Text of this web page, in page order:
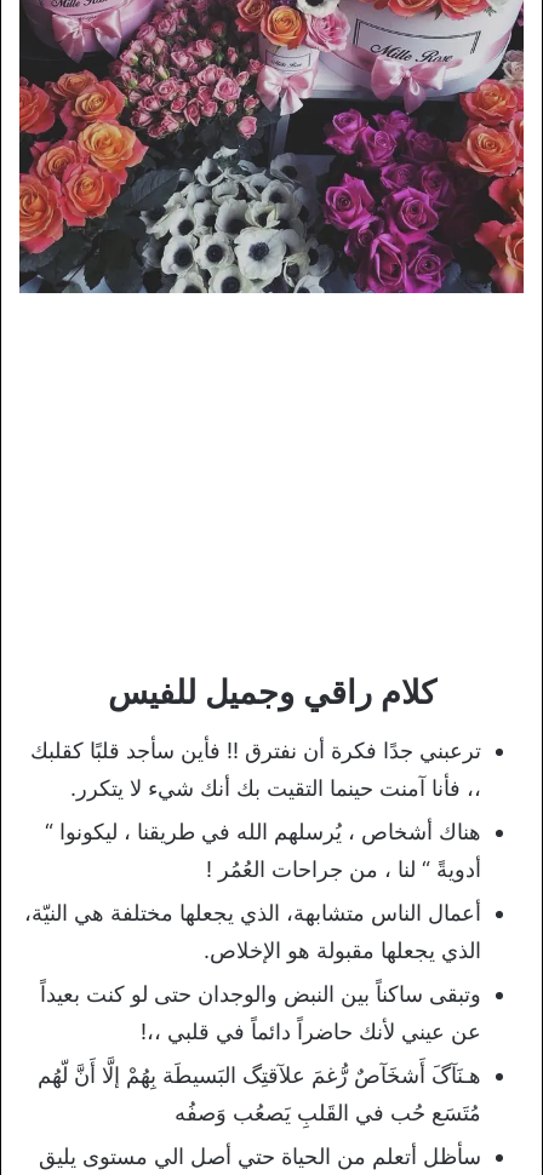
كلام راقي وجميل للفيس
ترعبني جدًا فكرة أن نفترق !! فأين سأجد قلبًا كقلبك
،، فأنا آمنت حينما التقيت بك أنك شيء لا يتكرر.
هناك أشخاص ، يُرسلهم الله في طريقنا ، ليكونوا “
أدويةً “ لنا ، من جراحات العُمُر !
أعمال الناس متشابهة، الذي يجعلها مختلفة هي النيّة،
الذي يجعلها مقبولة هو الإخلاص.
وتبقى ساكناً بين النبض والوجدان حتى لو كنت بعيداً
عن عيني لأنك حاضراً دائماً في قلبي ،،!
هـنَآگَ أَشخَآصٌ رُّغمَ علآقتِگ البَسيطَة بِهُمْ إلَّا أَنَّ لّهُم
مُتَسَع حُب في القَلبِ يَصعُب وَصفُه
سأظل أتعلم من الحياة حتي أصل الي مستوى يليق